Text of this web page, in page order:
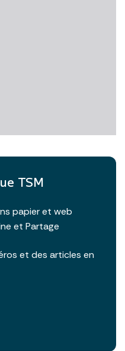
TSM
papier et web
et Partage
et des articles en